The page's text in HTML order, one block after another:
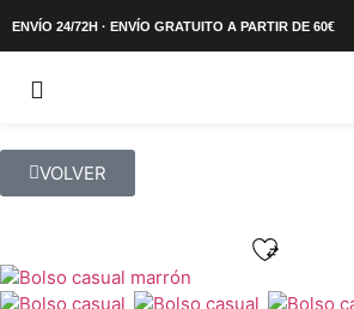
ENVÍO 24/72H · ENVÍO GRATUITO A PARTIR DE 60€
VOLVER